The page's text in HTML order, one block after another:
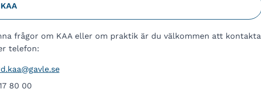
frågor om KAA eller om praktik är du välkommen att kontakta
telefon:
80 00